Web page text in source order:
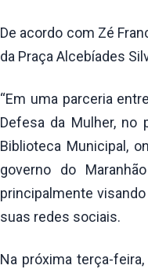
De acordo com Zé
da Praça Alcebíades
“Em uma parceria
Defesa da Mulher, no
Biblioteca Municipal,
governo do
principalmente
suas redes sociais.
Na próxima terça-